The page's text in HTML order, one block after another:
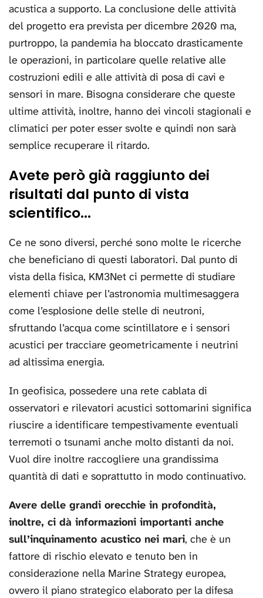
acustica a supporto. La conclusione delle attività
del progetto era prevista per dicembre 2020 ma,
purtroppo, la pandemia ha bloccato drasticamente
le operazioni, in particolare quelle relative alle
costruzioni edili e alle attività di posa di cavi e
sensori in mare. Bisogna considerare che queste
ultime attività, inoltre, hanno dei vincoli stagionali e
climatici per poter esser svolte e quindi non sarà
semplice recuperare il ritardo.
Avete però già raggiunto dei
risultati dal punto di vista
scientifico...
Ce ne sono diversi, perché sono molte le ricerche
che beneficiano di questi laboratori. Dal punto di
vista della fisica, KM3Net ci permette di studiare
elementi chiave per l’astronomia multimesaggera
come l’esplosione delle stelle di neutroni,
sfruttando l’acqua come scintillatore e i sensori
acustici per tracciare geometricamente i neutrini
ad altissima energia.
In geofisica, possedere una rete cablata di
osservatori e rilevatori acustici sottomarini significa
riuscire a identificare tempestivamente eventuali
terremoti o tsunami anche molto distanti da noi.
Vuol dire inoltre raccogliere una grandissima
quantità di dati e soprattutto in modo continuativo.
Avere delle grandi orecchie in profondità,
inoltre, ci dà informazioni importanti anche
sull’inquinamento acustico nei mari, che è un
fattore di rischio elevato e tenuto ben in
considerazione nella Marine Strategy europea,
ovvero il piano strategico elaborato per la difesa